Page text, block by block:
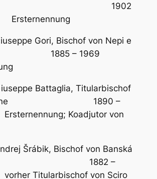
1902
Gori, Bischof von Nepi e
1885 – 1969
Battaglia, Titularbischof
1890 –
Koadjutor von
Šrábik, Bischof von Banská
1882 –
Titularbischof von Sciro